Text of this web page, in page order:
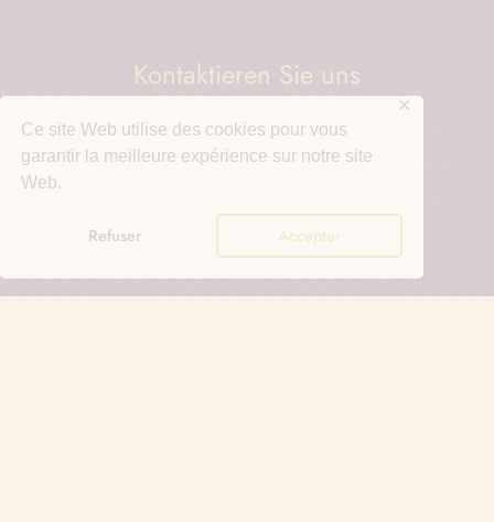
Ce site Web utilise des cookies pour vous
garantir la meilleure expérience sur notre site
Web.
Refuser Accepter
✕
Kontaktieren Sie uns
Fax: +32 (0)82 69 83 21
Datenschutzrichtlinie